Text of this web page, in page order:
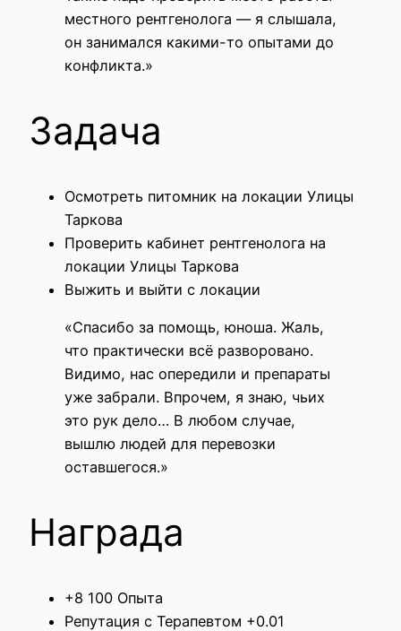
местного рентгенолога — я слышала,
он занимался какими-то опытами до
конфликта.»
Задача
Осмотреть питомник на локации Улицы
Таркова
Проверить кабинет рентгенолога на
локации Улицы Таркова
Выжить и выйти с локации
«Спасибо за помощь, юноша. Жаль,
что практически всё разворовано.
Видимо, нас опередили и препараты
уже забрали. Впрочем, я знаю, чьих
это рук дело… В любом случае,
вышлю людей для перевозки
оставшегося.»
Награда
+8 100 Опыта
Репутация с Терапевтом +0.01